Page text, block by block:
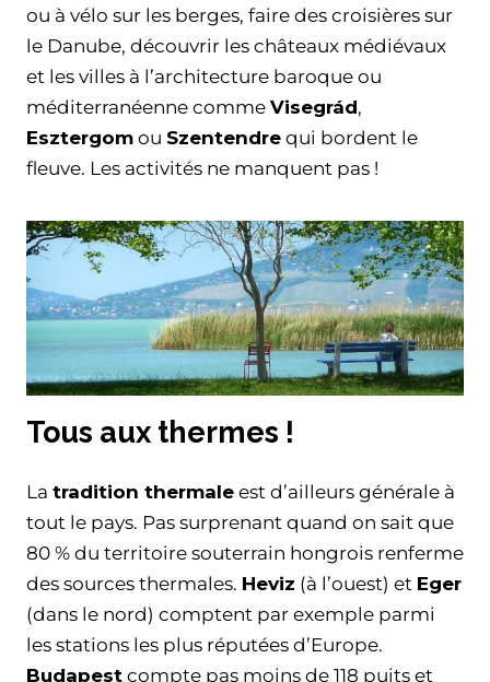
ou à vélo sur les berges, faire des croisières sur
le Danube, découvrir les châteaux médiévaux
et les villes à l’architecture baroque ou
méditerranéenne comme Visegrád,
Esztergom ou Szentendre qui bordent le
fleuve. Les activités ne manquent pas !
Tous aux thermes !
La tradition thermale est d’ailleurs générale à
tout le pays. Pas surprenant quand on sait que
80 % du territoire souterrain hongrois renferme
des sources thermales. Heviz (à l’ouest) et Eger
(dans le nord) comptent par exemple parmi
les stations les plus réputées d’Europe.
Budapest compte pas moins de 118 puits et